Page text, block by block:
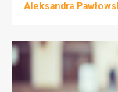
Aleksandra